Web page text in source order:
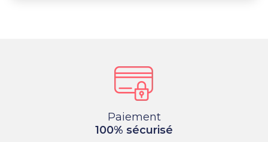
Paiement
100% sécurisé